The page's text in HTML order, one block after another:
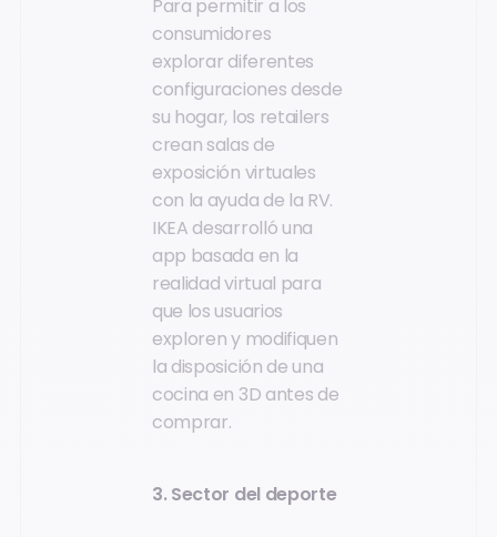
Para permitir a los
consumidores
explorar diferentes
configuraciones desde
su hogar, los retailers
crean salas de
exposición virtuales
con la ayuda de la RV.
IKEA desarrolló una
app basada en la
realidad virtual para
que los usuarios
exploren y modifiquen
la disposición de una
cocina en 3D antes de
comprar.
3. Sector del deporte